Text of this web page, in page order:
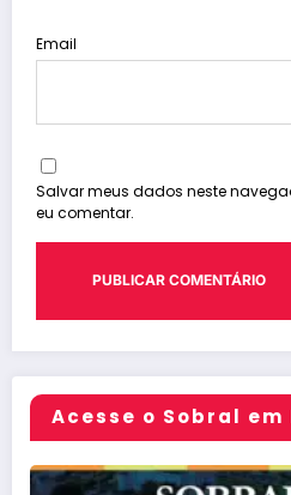
Email
Salvar meus dados neste
eu comentar.
Acesse o Sobral em